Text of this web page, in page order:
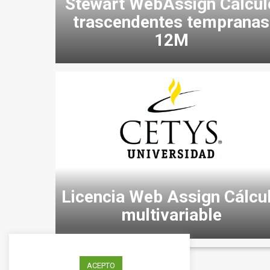
trascendentes tempranas
12M
Licencia Web Assign
multivariable
ACEPTO